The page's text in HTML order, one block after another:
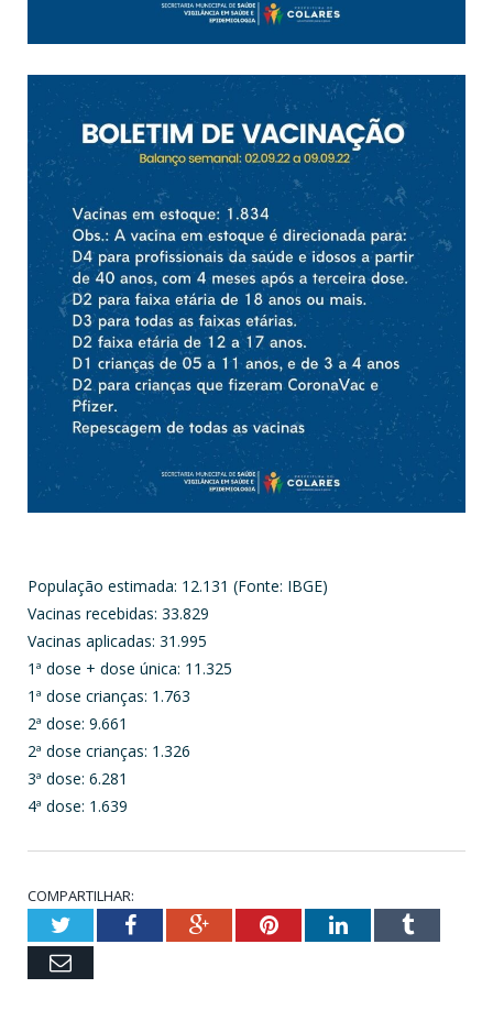
População estimada: 12.131 (Fonte: IBGE)
Vacinas recebidas: 33.829
Vacinas aplicadas: 31.995
1ª dose + dose única: 11.325
1ª dose crianças: 1.763
2ª dose: 9.661
2ª dose crianças: 1.326
3ª dose: 6.281
4ª dose: 1.639
COMPARTILHAR:
TwitterFacebookGoogle+PinterestLinkedInTumblr
Email